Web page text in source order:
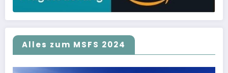
Alles zum MSFS 2024